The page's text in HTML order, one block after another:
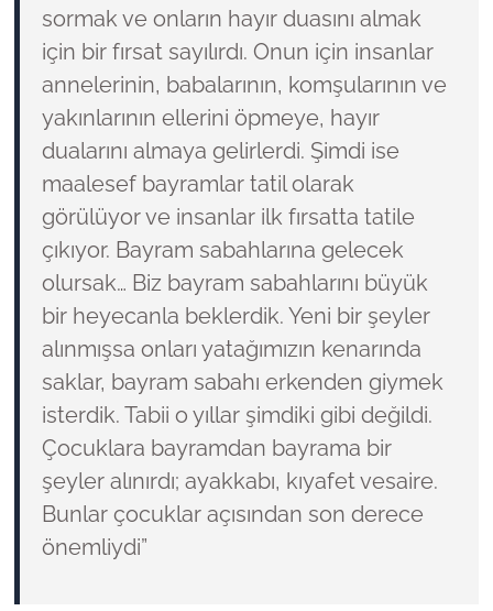
sormak ve onların hayır duasını almak
için bir fırsat sayılırdı. Onun için insanlar
annelerinin, babalarının, komşularının ve
yakınlarının ellerini öpmeye, hayır
dualarını almaya gelirlerdi. Şimdi ise
maalesef bayramlar tatil olarak
görülüyor ve insanlar ilk fırsatta tatile
çıkıyor. Bayram sabahlarına gelecek
olursak… Biz bayram sabahlarını büyük
bir heyecanla beklerdik. Yeni bir şeyler
alınmışsa onları yatağımızın kenarında
saklar, bayram sabahı erkenden giymek
isterdik. Tabii o yıllar şimdiki gibi değildi.
Çocuklara bayramdan bayrama bir
şeyler alınırdı; ayakkabı, kıyafet vesaire.
Bunlar çocuklar açısından son derece
önemliydi”